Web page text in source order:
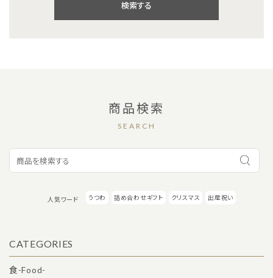
検索する
カテゴリー
商品検索
SEARCH
人気ワード うつわ 詰め合わせギフト クリスマス 出産祝い
CATEGORIES
食-Food-